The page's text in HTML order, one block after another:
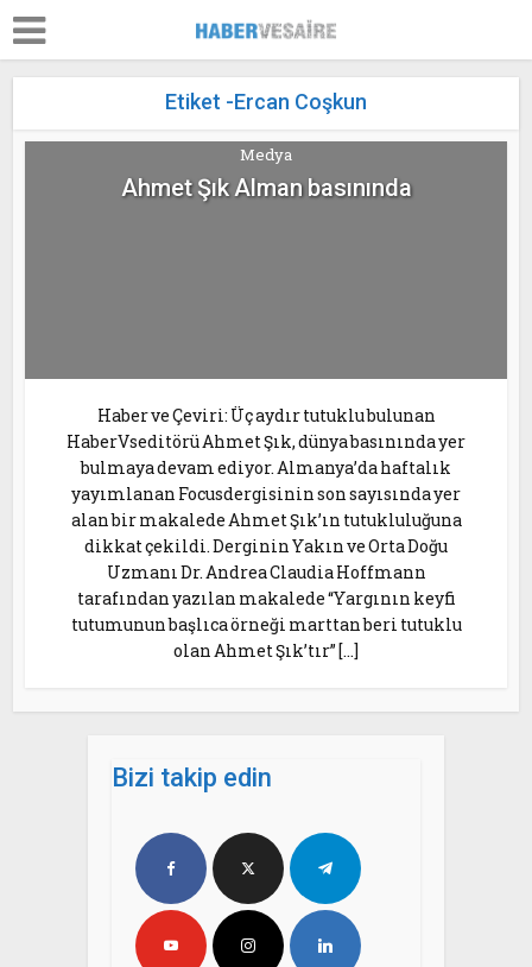
Etiket -Ercan Coşkun
Medya
Ahmet Şık Alman basınında
Haber ve Çeviri: Üç aydır tutuklu bulunan
HaberVseditörü Ahmet Şık, dünya basınında yer
bulmaya devam ediyor. Almanya’da haftalık
yayımlanan Focusdergisinin son sayısında yer
alan bir makalede Ahmet Şık’ın tutukluluğuna
dikkat çekildi. Derginin Yakın ve Orta Doğu
Uzmanı Dr. Andrea Claudia Hoffmann
tarafından yazılan makalede “Yargının keyfi
tutumunun başlıca örneği marttan beri tutuklu
olan Ahmet Şık’tır” […]
Bizi takip edin